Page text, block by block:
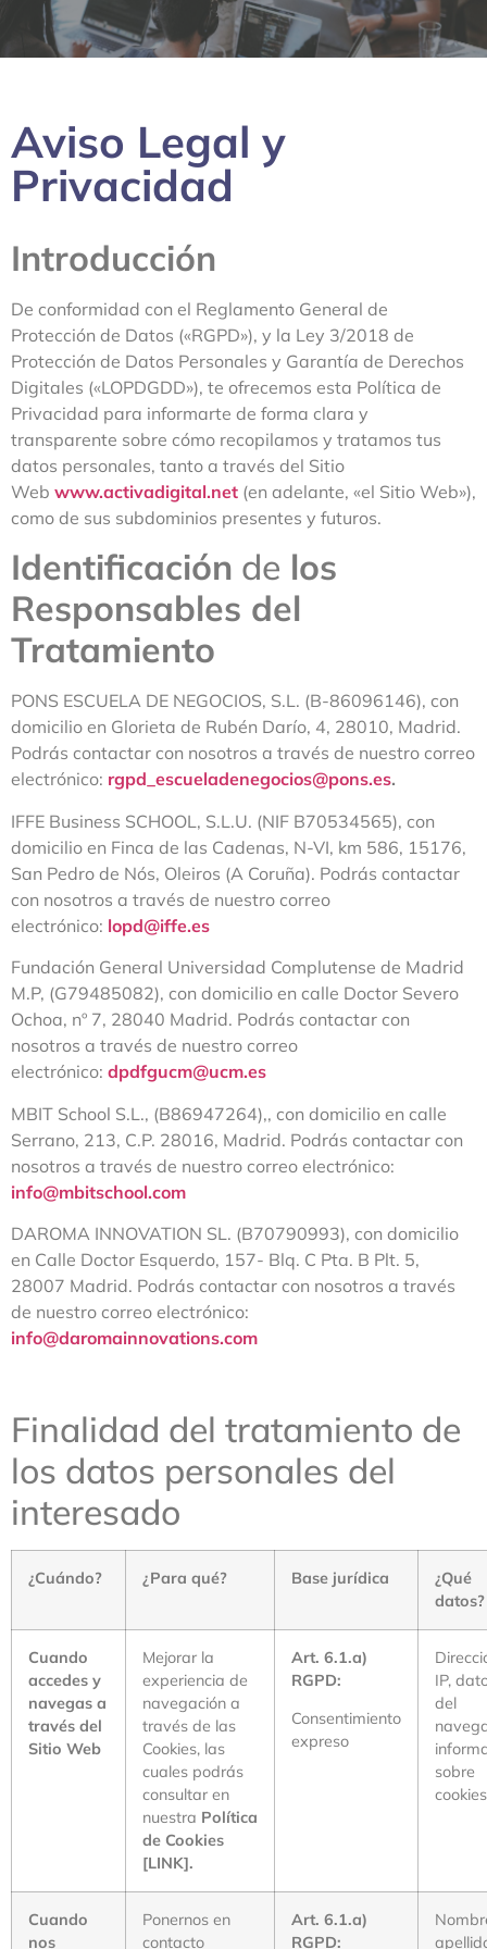
Aviso Legal y
Privacidad
Introducción
De conformidad con el Reglamento General de
Protección de Datos («RGPD»), y la Ley 3/2018 de
Protección de Datos Personales y Garantía de Derechos
Digitales («LOPDGDD»), te ofrecemos esta Política de
Privacidad para informarte de forma clara y
transparente sobre cómo recopilamos y tratamos tus
datos personales, tanto a través del Sitio
Web www.activadigital.net (en adelante, «el Sitio Web»),
como de sus subdominios presentes y futuros.
Identificación de los
Responsables del
Tratamiento
PONS ESCUELA DE NEGOCIOS, S.L. (B-86096146), con
domicilio en Glorieta de Rubén Darío, 4, 28010, Madrid.
Podrás contactar con nosotros a través de nuestro correo
electrónico: rgpd_escueladenegocios@pons.es.
IFFE Business SCHOOL, S.L.U. (NIF B70534565), con
domicilio en Finca de las Cadenas, N-VI, km 586, 15176,
San Pedro de Nós, Oleiros (A Coruña). Podrás contactar
con nosotros a través de nuestro correo
electrónico: lopd@iffe.es
Fundación General Universidad Complutense de Madrid
M.P, (G79485082), con domicilio en calle Doctor Severo
Ochoa, nº 7, 28040 Madrid. Podrás contactar con
nosotros a través de nuestro correo
electrónico: dpdfgucm@ucm.es
MBIT School S.L., (B86947264),, con domicilio en calle
Serrano, 213, C.P. 28016, Madrid. Podrás contactar con
nosotros a través de nuestro correo electrónico:
info@mbitschool.com
DAROMA INNOVATION SL. (B70790993), con domicilio
en Calle Doctor Esquerdo, 157- Blq. C Pta. B Plt. 5,
28007 Madrid. Podrás contactar con nosotros a través
de nuestro correo electrónico:
info@daromainnovations.com
Finalidad del tratamiento de
los datos personales del
interesado
¿Cuándo? ¿Para qué? Base jurídica
¿Qué
datos?
Cuando
accedes y
navegas a
través del
Sitio Web
Mejorar la
experiencia de
navegación a
través de las
Cookies, las
cuales podrás
consultar en
nuestra Política
de Cookies
[LINK].
Art. 6.1.a)
RGPD:
Consentimiento
expreso
IP,
del
sobre
Cuando
nos
Ponernos en
contacto
Art. 6.1.a)
RGPD: